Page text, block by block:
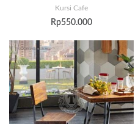
Kursi Cafe
Rp550.000